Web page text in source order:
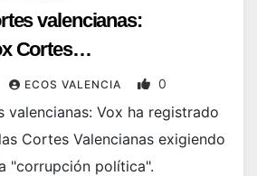
valencianas:
Cortes…
ECOS VALENCIA 0
valencianas: Vox ha registrado
Cortes Valencianas exigiendo
"corrupción política".